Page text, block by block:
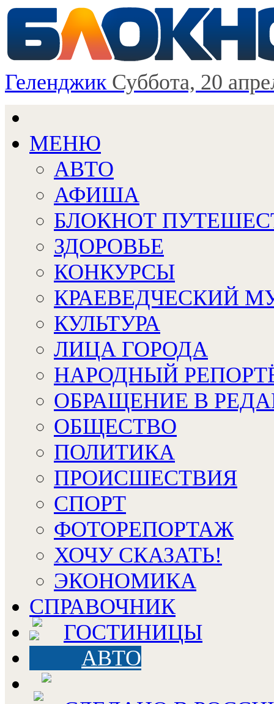
Геленджик Суббота, 20
МЕНЮ
АВТО
АФИША
БЛОКНОТ
ЗДОРОВЬЕ
КОНКУРСЫ
КРАЕВЕДЧЕСКИЙ
КУЛЬТУРА
ЛИЦА ГОРОДА
НАРОДНЫЙ
ОБРАЩЕНИЕ В
ОБЩЕСТВО
ПОЛИТИКА
ПРОИСШЕСТВИЯ
СПОРТ
ФОТОРЕПОРТАЖ
ХОЧУ СКАЗАТЬ!
ЭКОНОМИКА
СПРАВОЧНИК
ГОСТИНИЦЫ
АВТО